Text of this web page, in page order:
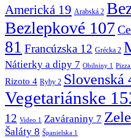
Americká 19 Arabská 2
Bezlepkové 107
81 Francúzska 12 Grécka 2
Nátierky a dipy 7 Obilniny 1 Pizza
Rizoto 4 Ryby 2 Slovenská
Vegetariánske
12 Video 1 Zaváraniny 7
Šaláty 8 Španielska 1